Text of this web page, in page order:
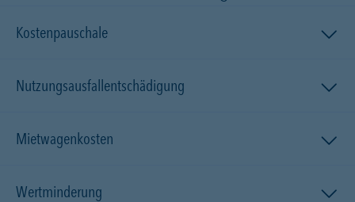
Kostenpauschale
Nutzungsausfallentschädigung
Mietwagenkosten
Wertminderung